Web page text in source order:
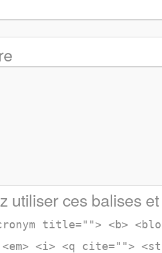
utiliser ces balises
title=""> <b>
<i> <q cite="">